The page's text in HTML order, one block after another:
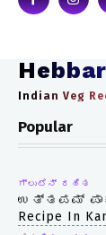
Indian Veg
Popular
ಗ್ಲುಟೆನ್ ರಹಿತ
ಉತ್ತಪಮ್
Recipe In